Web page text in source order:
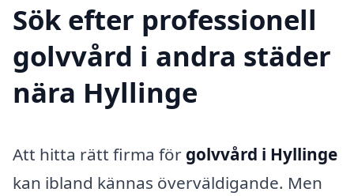
Sök efter professionell
golvvård i andra städer
nära Hyllinge
Att hitta rätt firma för golvvård i Hyllinge
kan ibland kännas överväldigande. Men